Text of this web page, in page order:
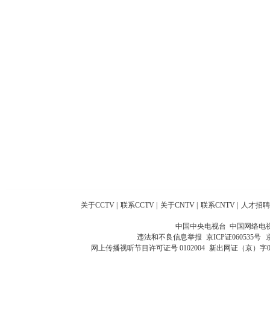
关于CCTV 联系CCTV 关于CNTV 联系CNTV 人才招聘
中国中央电视台 中国网络电
违法和不良信息举报 京ICP证060535号
网上传播视听节目许可证号 0102004 新出网证（京）